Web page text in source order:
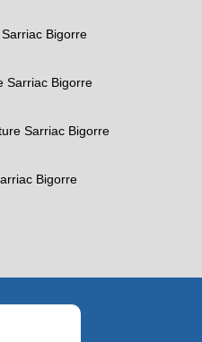
Bigorre
Sarriac Bigorre
Sarriac Bigorre
Bigorre